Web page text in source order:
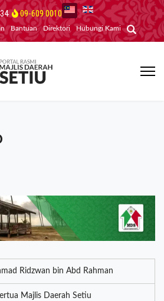
09-609 0010
Bantuan Direktori Hubungi Kami
Ridzwan bin Abd Rahman
Majlis Daerah Setiu